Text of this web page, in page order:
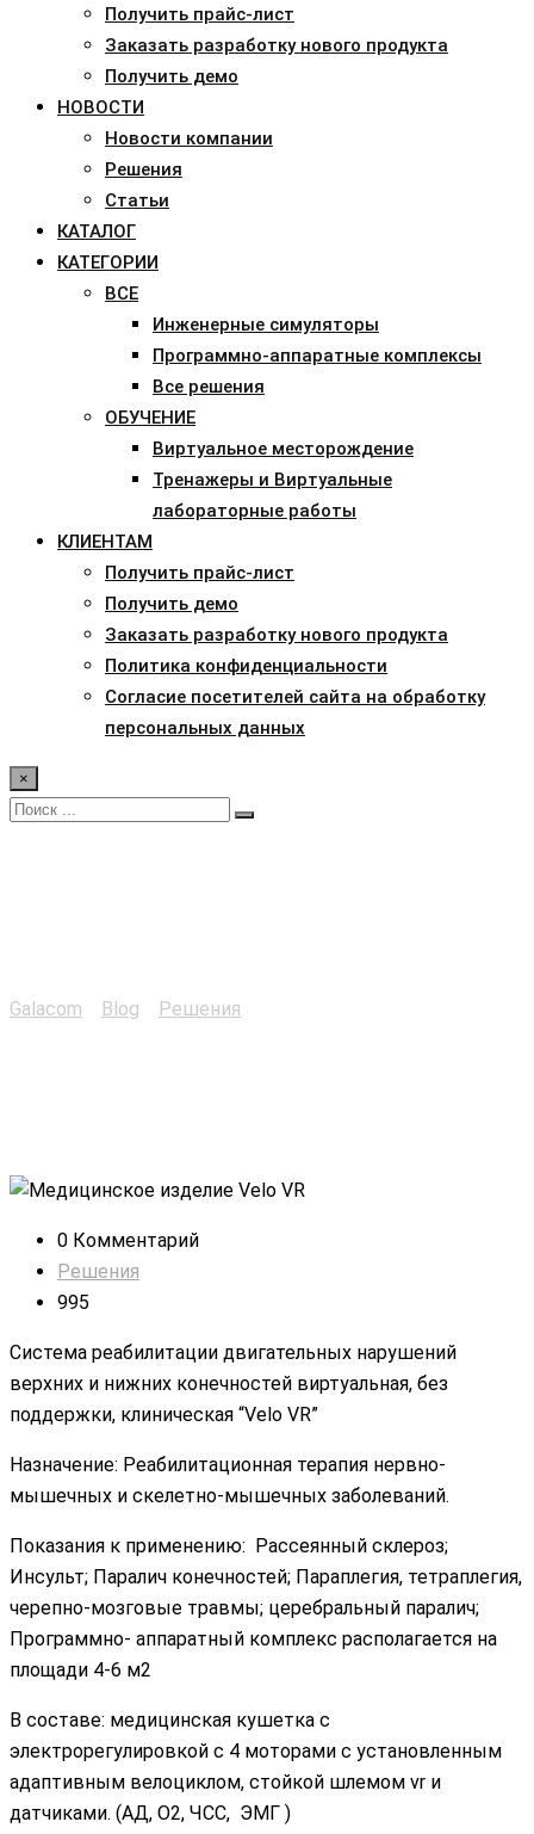
Получить прайс-лист
Заказать разработку нового продукта
Получить демо
НОВОСТИ
Новости компании
Решения
Статьи
КАТАЛОГ
КАТЕГОРИИ
ВСЕ
Инженерные симуляторы
Программно-аппаратные комплексы
Все решения
ОБУЧЕНИЕ
Виртуальное месторождение
Тренажеры и Виртуальные
лабораторные работы
КЛИЕНТАМ
Получить прайс-лист
Получить демо
Заказать разработку нового продукта
Политика конфиденциальности
Согласие посетителей сайта на обработку
персональных данных
×
Galacom Blog Решения
0 Комментарий
Решения
995
Система реабилитации двигательных нарушений
верхних и нижних конечностей виртуальная, без
поддержки, клиническая “Velo VR”
Назначение: Реабилитационная терапия нервно-
мышечных и скелетно-мышечных заболеваний.
Показания к применению: Рассеянный склероз;
Инсульт; Паралич конечностей; Параплегия, тетраплегия,
черепно-мозговые травмы; церебральный паралич;
Программно- аппаратный комплекс располагается на
площади 4-6 м2
В составе: медицинская кушетка с
электрорегулировкой с 4 моторами с установленным
адаптивным велоциклом, стойкой шлемом vr и
датчиками. (АД, О2, ЧСС, ЭМГ )